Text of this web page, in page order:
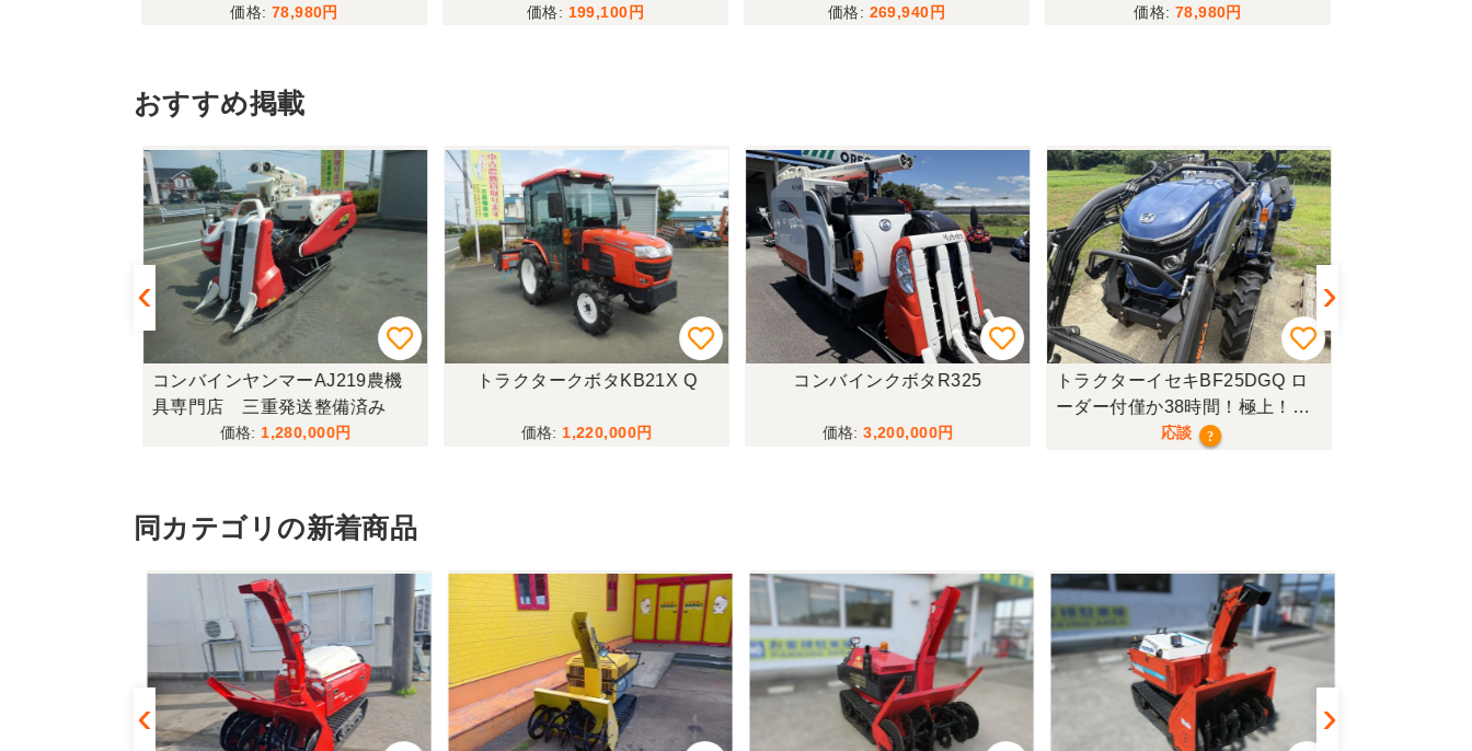
78,980 199,100 269,940 78,980
おすすめ掲載
コンバインヤンマーAJ219農機
具専門店 三重発送整備済み
1,280,000
トラクタークボタKB21X Q
1,220,000
コンバインクボタR325
3,200,000
トラクターイセキBF25DGQ ロ
ーダー付僅か38時間！極上！現
応談 ?
同カテゴリの新着商品